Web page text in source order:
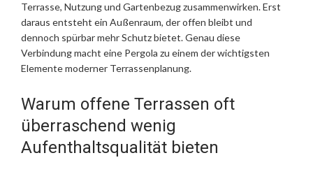
Terrasse, Nutzung und Gartenbezug zusammenwirken. Erst
daraus entsteht ein Außenraum, der offen bleibt und
dennoch spürbar mehr Schutz bietet. Genau diese
Verbindung macht eine Pergola zu einem der wichtigsten
Elemente moderner Terrassenplanung.
Warum offene Terrassen oft
überraschend wenig
Aufenthaltsqualität bieten